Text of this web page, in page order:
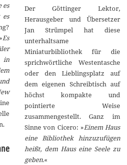
es
es
Es
in
Der Göttinger Lektor,
Herausgeber und Übersetzer
Jan Strümpel hat diese
unterhaltsame
Miniaturbibliothek für die
sprichwörtliche Westentasche
oder den Lieblingsplatz auf
dem eigenen Schreibtisch auf
höchst kompakte und
pointierte Weise
zusammengestellt. Ganz im
Sinne von Cicero: »Einem Haus
eine Bibliothek hinzuzufügen
heißt, dem Haus eine Seele zu
geben.«